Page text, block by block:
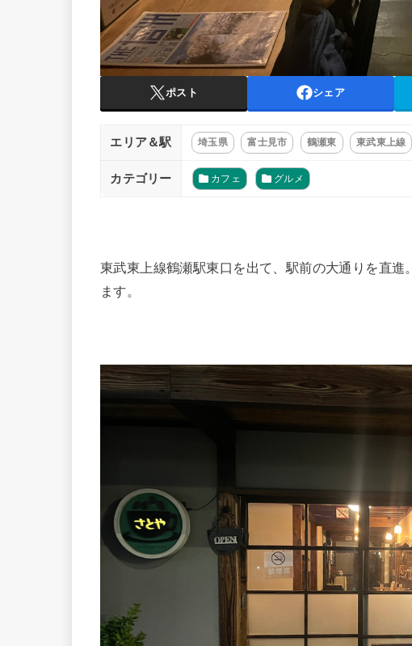
ポスト シェア
エリア＆駅 埼玉県 富士見市 鶴瀬東 東武東上線
カテゴリー カフェ グルメ
東武東上線鶴瀬駅東口を出て、駅前の大通りを直
ます。